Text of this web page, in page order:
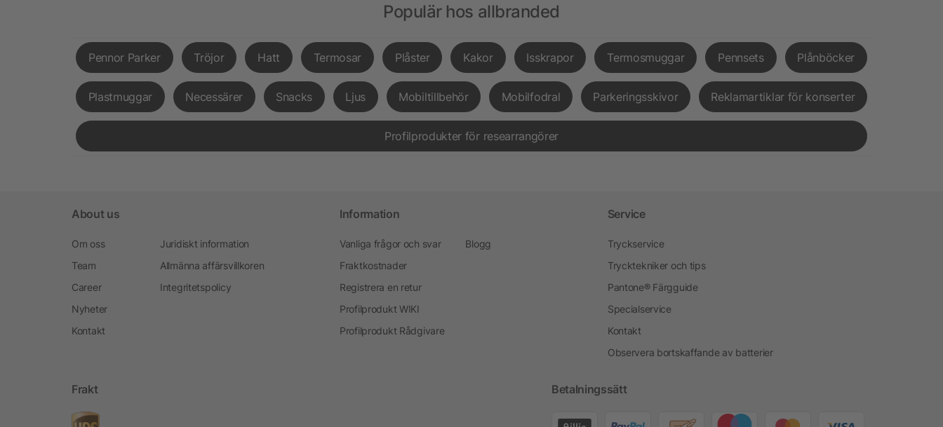
Populär hos allbranded
Pennor Parker Tröjor Hatt Termosar Plåster Kakor Isskrapor Termosmuggar Pennsets Plånböcker
Plastmuggar Necessärer Snacks Ljus Mobiltillbehör Mobilfodral Parkeringsskivor Reklamartiklar för konserter
Profilprodukter för researrangörer
About us
Om oss
Team
Career
Nyheter
Kontakt
Juridiskt information
Allmänna affärsvillkoren
Integritetspolicy
Information
Vanliga frågor och svar
Fraktkostnader
Registrera en retur
Profilprodukt WIKI
Profilprodukt Rådgivare
Blogg
Service
Tryckservice
Trycktekniker och tips
Pantone® Färgguide
Specialservice
Kontakt
Observera bortskaffande av batterier
Frakt Betalningssätt